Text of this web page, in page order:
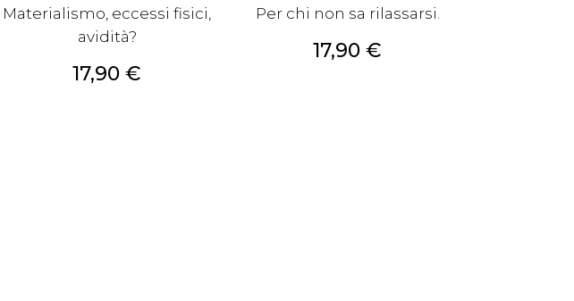
Materialismo, eccessi fisici,
avidità?
Prezzo
17,90 €
Per chi non sa rilassarsi.
Prezzo
17,90 €